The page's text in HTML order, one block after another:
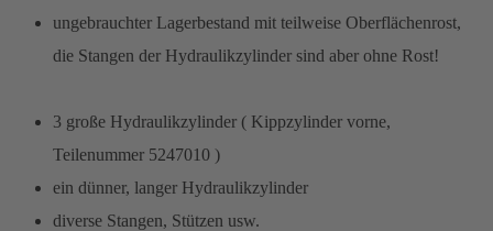
ungebrauchter Lagerbestand mit teilweise Oberflächenrost,
die Stangen der Hydraulikzylinder sind aber ohne Rost!
3 große Hydraulikzylinder ( Kippzylinder vorne,
Teilenummer 5247010 )
ein dünner, langer Hydraulikzylinder
diverse Stangen, Stützen usw.